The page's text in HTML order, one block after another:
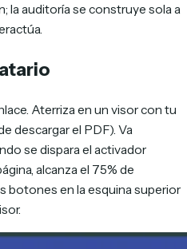
la auditoría se construye sola a
Aterriza en un visor con tu
descargar el PDF). Va
se dispara el activador
alcanza el 75% de
botones en la esquina superior